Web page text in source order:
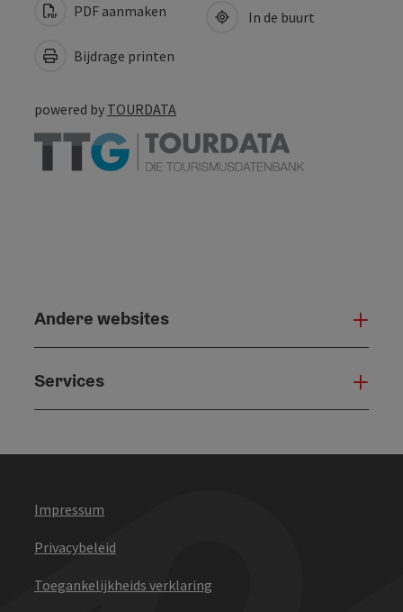
PDF aanmaken
Bijdrage printen
In de buurt
powered by TOURDATA
Andere websites
Services
Impressum
Privacybeleid
Toegankelijkheids verklaring